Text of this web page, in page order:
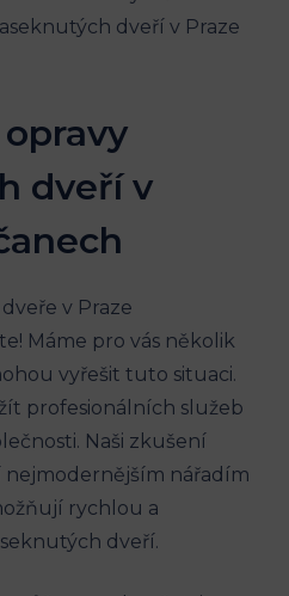
dveří v
v Praze
Máme pro vás několik
vyřešit tuto situaci.
profesionálních služeb
Naši zkušení
nářadím
rychlou a
dveří.